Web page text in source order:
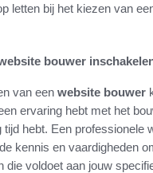
letten bij het kiezen van
bouwer
van een website bouwer
ervaring hebt met het
tijd hebt. Een professionele
kennis en vaardigheden
die voldoet aan jouw